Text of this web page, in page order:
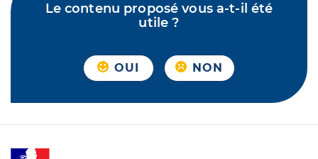
Le contenu proposé vous a-t-il été
utile ?
OUI NON